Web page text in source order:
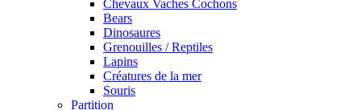
Chevaux Vaches Cochons
Bears
Dinosaures
Grenouilles / Reptiles
Lapins
Créatures de la mer
Souris
Partition